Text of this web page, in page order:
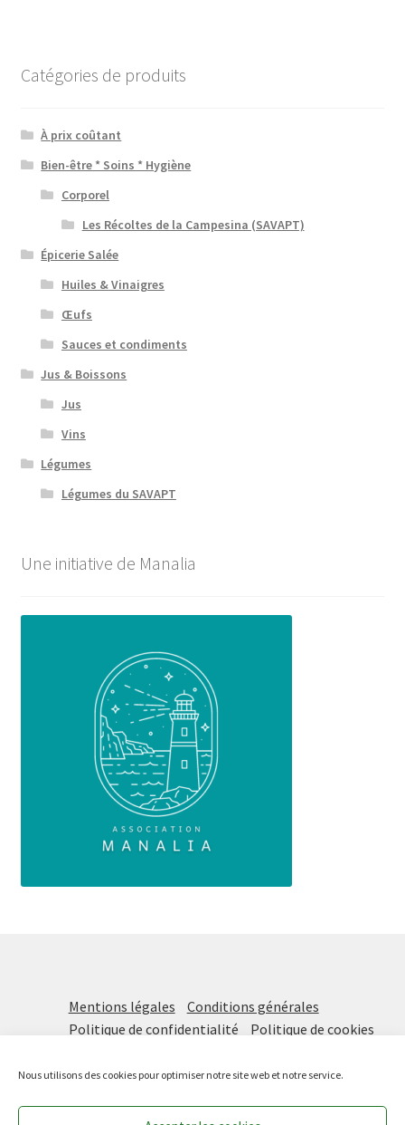
Nous utilisons des cookies pour optimiser notre site web et notre service.
Catégories de produits
À prix coûtant
Bien-être * Soins * Hygiène
Corporel
Les Récoltes de la Campesina (SAVAPT)
Épicerie Salée
Huiles & Vinaigres
Œufs
Sauces et condiments
Jus & Boissons
Jus
Vins
Légumes
Légumes du SAVAPT
Une initiative de Manalia
Mentions légales
Conditions générales
Politique de confidentialité
Politique de cookies